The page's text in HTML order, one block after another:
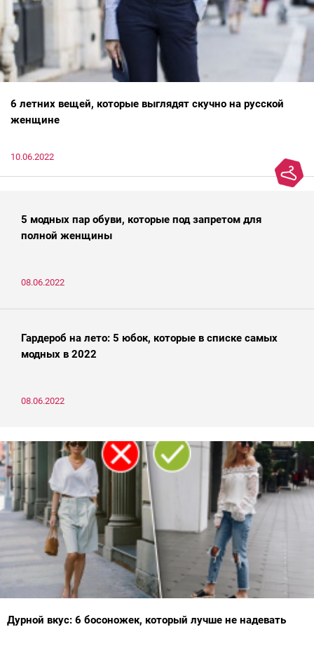
6 летних вещей, которые выглядят скучно на русской
женщине
10.06.2022
5 модных пар обуви, которые под запретом для
полной женщины
08.06.2022
Гардероб на лето: 5 юбок, которые в списке самых
модных в 2022
08.06.2022
Дурной вкус: 6 босоножек, который лучше не надевать